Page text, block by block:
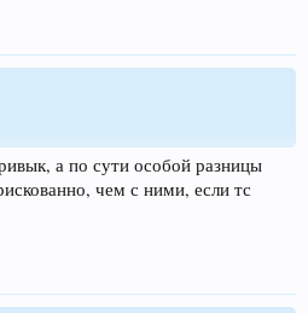
а по сути особой разницы
чем с ними, если тс